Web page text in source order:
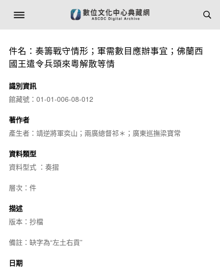
件名：奏籌戰守情形；軍需數目應辦事宜；佛蘭西
國王遣令兵頭來粵解散等情
識別資訊
館藏號：01-01-006-08-012
著作者
產生者：靖逆將軍奕山；兩廣總督祁＊；廣東巡撫梁寶常
資料類型
資料型式 ：奏摺
層次：件
描述
版本：抄檔
備註：缺字為“左土右貢”
日期